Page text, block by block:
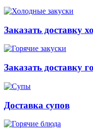
Заказать доставку
Заказать доставку
Доставка супов